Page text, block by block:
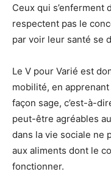
Ceux qui s’enferment
respectent pas le
par voir leur santé se
Le V pour Varié est
mobilité, en
façon sage, c’est-à-
peut-être agréables
dans la vie sociale ne
aux aliments dont le
fonctionner.